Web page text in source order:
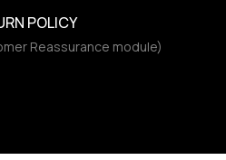
POLICY
Reassurance module)